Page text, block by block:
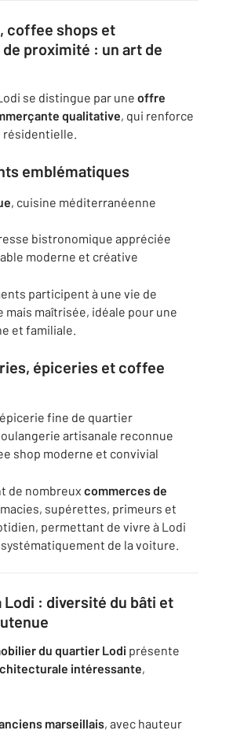
coffee shops et
proximité : un art de
se distingue par une offre
qualitative, qui renforce
emblématiques
, cuisine méditerranéenne
bistronomique appréciée
moderne et créative
participent à une vie de
mais maîtrisée, idéale pour une
et familiale.
épiceries et coffee
fine de quartier
artisanale reconnue
shop moderne et convivial
de nombreux commerces de
supérettes, primeurs et
permettant de vivre à Lodi
de la voiture.
Lodi : diversité du bâti et
du quartier Lodi présente
intéressante,
marseillais, avec hauteur